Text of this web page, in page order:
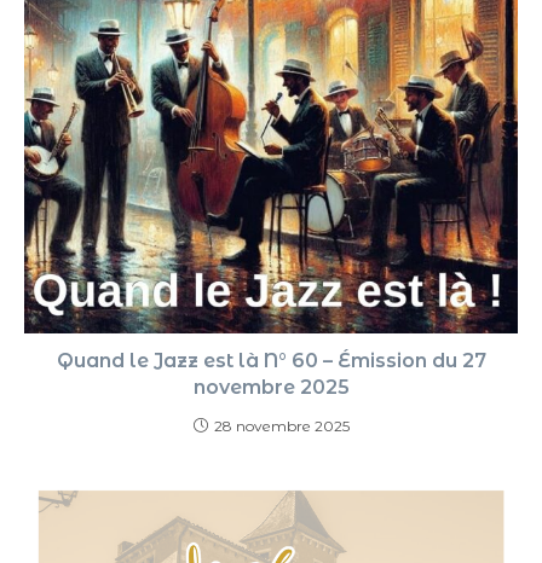
Quand le Jazz est là N° 60 – Émission du 27
novembre 2025
28 novembre 2025